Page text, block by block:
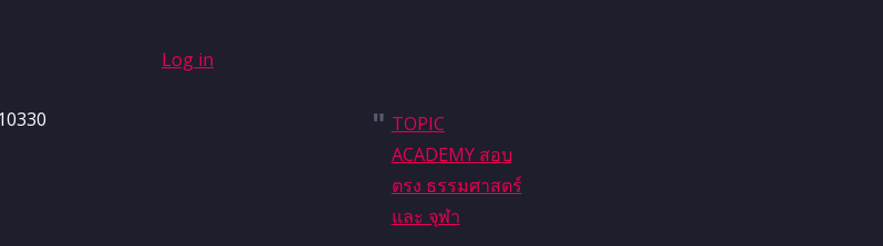
Log in
TOPIC
ACADEMY สอบ
ตรง ธรรมศาสตร์
และ จุฬา